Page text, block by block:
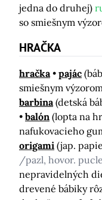
jedna do druhej)
so smiešnym
HRAČKA
hračka pajác
smiešnym
barbina (detská
balón (lopta na
nafukovacieho
origami (jap.
/pazl, hovor.
nepravidelných
drevené bábiky